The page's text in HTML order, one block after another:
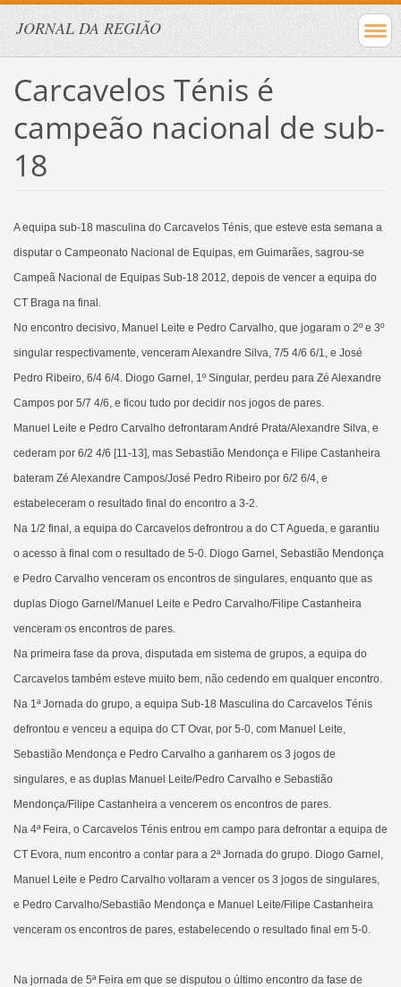
JORNAL DA REGIÃO
Carcavelos Ténis é
campeão nacional de sub-
18
A equipa sub-18 masculina do Carcavelos Ténis, que esteve esta semana a
disputar o Campeonato Nacional de Equipas, em Guimarães, sagrou-se
Campeã Nacional de Equipas Sub-18 2012, depois de vencer a equipa do
CT Braga na final.
No encontro decisivo, Manuel Leite e Pedro Carvalho, que jogaram o 2º e 3º
singular respectivamente, venceram Alexandre Silva, 7/5 4/6 6/1, e José
Pedro Ribeiro, 6/4 6/4. Diogo Garnel, 1º Singular, perdeu para Zé Alexandre
Campos por 5/7 4/6, e ficou tudo por decidir nos jogos de pares.
Manuel Leite e Pedro Carvalho defrontaram André Prata/Alexandre Silva, e
cederam por 6/2 4/6 [11-13], mas Sebastião Mendonça e Filipe Castanheira
bateram Zé Alexandre Campos/José Pedro Ribeiro por 6/2 6/4, e
estabeleceram o resultado final do encontro a 3-2.
Na 1/2 final, a equipa do Carcavelos defrontrou a do CT Agueda, e garantiu
o acesso à final com o resultado de 5-0. Diogo Garnel, Sebastião Mendonça
e Pedro Carvalho venceram os encontros de singulares, enquanto que as
duplas Diogo Garnel/Manuel Leite e Pedro Carvalho/Filipe Castanheira
venceram os encontros de pares.
Na primeira fase da prova, disputada em sistema de grupos, a equipa do
Carcavelos também esteve muito bem, não cedendo em qualquer encontro.
Na 1ª Jornada do grupo, a equipa Sub-18 Masculina do Carcavelos Ténis
defrontou e venceu a equipa do CT Ovar, por 5-0, com Manuel Leite,
Sebastião Mendonça e Pedro Carvalho a ganharem os 3 jogos de
singulares, e as duplas Manuel Leite/Pedro Carvalho e Sebastião
Mendonça/Filipe Castanheira a vencerem os encontros de pares.
Na 4ª Feira, o Carcavelos Ténis entrou em campo para defrontar a equipa de
CT Evora, num encontro a contar para a 2ª Jornada do grupo. Diogo Garnel,
Manuel Leite e Pedro Carvalho voltaram a vencer os 3 jogos de singulares,
e Pedro Carvalho/Sebastião Mendonça e Manuel Leite/Filipe Castanheira
venceram os encontros de pares, estabelecendo o resultado final em 5-0.
Na jornada de 5ª Feira em que se disputou o último encontro da fase de